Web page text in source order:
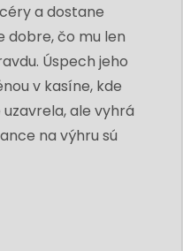
a dostane
dobre, čo mu len
Úspech jeho
v kasíne, kde
ale vyhrá
na výhru sú